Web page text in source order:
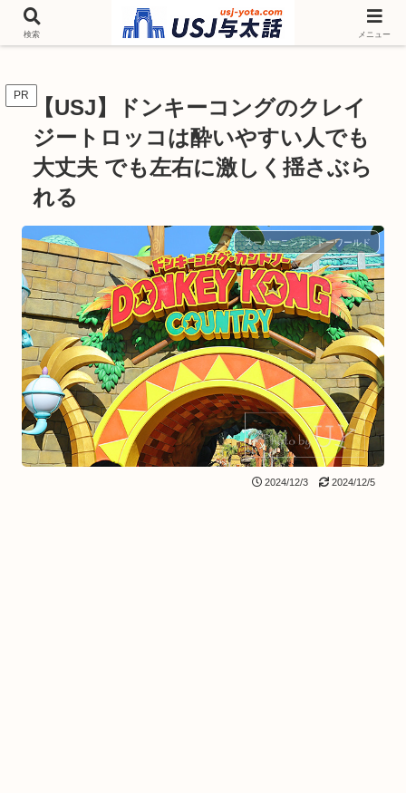
チケットやシーズンイベント ニンテンドーワールド アトラクションなどユニ
バを歩いて情報収集しています
PR 【USJ】ドンキーコングのクレイ
ジートロッコは酔いやすい人でも
大丈夫 でも左右に激しく揺さぶら
れる
スーパーニンテンドーワールド
2024/12/3 2024/12/5
検索 メニュー